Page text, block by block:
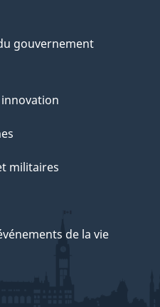
gouvernement
militaires
de la vie